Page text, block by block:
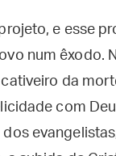
e esse
num êxodo.
da
com
dos